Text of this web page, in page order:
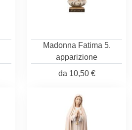
Madonna Fatima 5.
apparizione
da 10,50 €